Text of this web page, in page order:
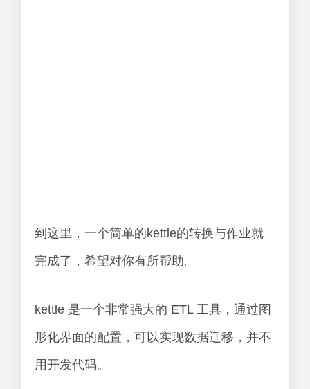
到这里，一个简单的kettle的转换与作业就
完成了，希望对你有所帮助。
kettle 是一个非常强大的 ETL 工具，通过图
形化界面的配置，可以实现数据迁移，并不
用开发代码。